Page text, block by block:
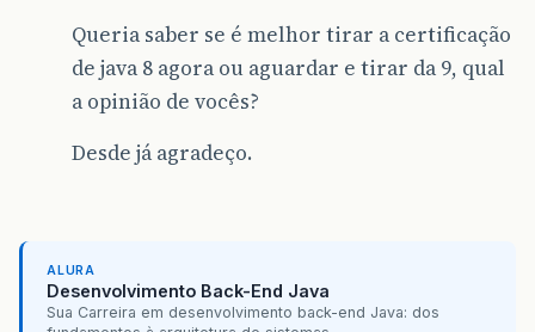
Queria saber se é melhor tirar a certificação
de java 8 agora ou aguardar e tirar da 9, qual
a opinião de vocês?
Desde já agradeço.
ALURA
Desenvolvimento Back-End Java
Sua Carreira em desenvolvimento back-end Java: dos